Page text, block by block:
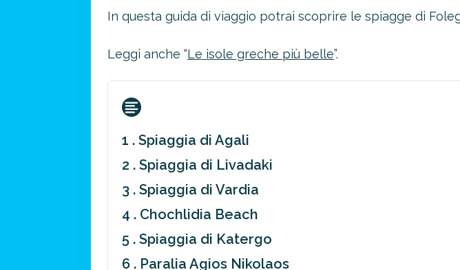
In questa guida di viaggio potrai scoprire le spiagge di
Leggi anche “Le isole greche più belle”.
1 . Spiaggia di Agali
2 . Spiaggia di Livadaki
3 . Spiaggia di Vardia
4 . Chochlidia Beach
5 . Spiaggia di Katergo
6 . Paralia Agios Nikolaos